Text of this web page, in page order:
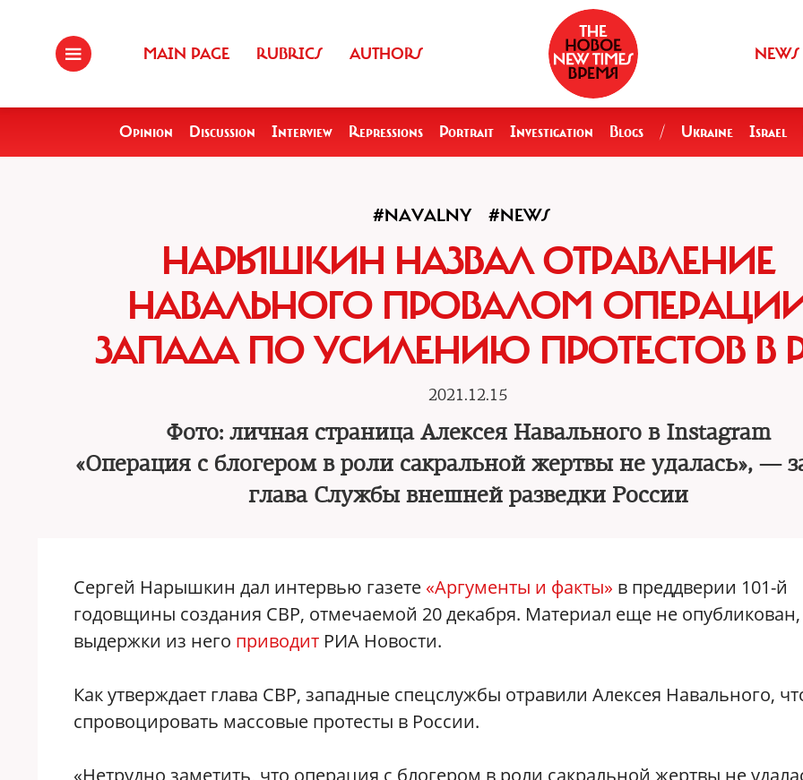
MAIN PAGE RUBRICS AUTHORS NEWS
Opinion Discussion Interview Repressions Portrait Investigation Blogs / Ukraine Israel
#NAVALNY #NEWS
НАРЫШКИН НАЗВАЛ ОТРАВЛЕНИЕ
НАВАЛЬНОГО ПРОВАЛОМ
ЗАПАДА ПО УСИЛЕНИЮ ПРОТЕСТОВ В
2021.12.15
Фото: личная страница Алексея Навального в Instagram
«Операция с блогером в роли сакральной жертвы не удалась», —
глава Службы внешней разведки России
Сергей Нарышкин дал интервью газете «Аргументы и факты» в преддверии 101-й
годовщины создания СВР, отмечаемой 20 декабря. Материал еще не опубликован,
выдержки из него приводит РИА Новости.
Как утверждает глава СВР, западные спецслужбы отравили Алексея Навального,
спровоцировать массовые протесты в России.
«Нетрудно заметить, что операция с блогером в роли сакральной жертвы не